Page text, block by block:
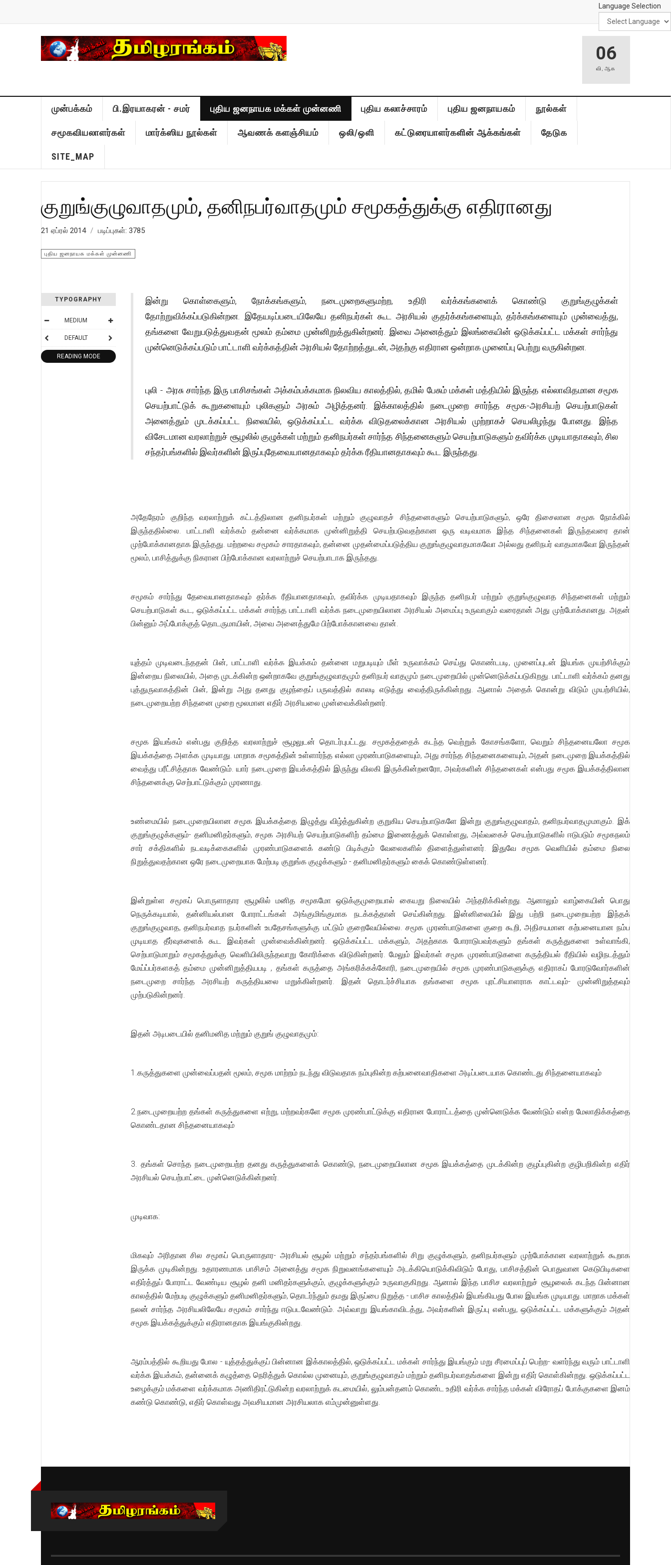
Language Selection
06
வி ,ஆக
முன்பக்கம் பி.இரயாகரன் - சமர் புதிய ஜனநாயக மக்கள் முன்னணி புதிய கலாச்சாரம் புதிய ஜனநாயகம் நூல்கள்
சமூகவியலாளர்கள் மார்க்ஸிய நூல்கள் ஆவணக் களஞ்சியம் ஒலி/ஒளி கட்டுரையாளர்களின் ஆக்கங்கள் தேடுக
SITE_MAP
குறுங்குழுவாதமும், தனிநபர்வாதமும் சமூகத்துக்கு எதிரானது
21 ஏப்ரல் 2014 படிப்புகள்: 3785
புதிய ஜனநாயக மக்கள் முன்னணி
TYPOGRAPHY
MEDIUM
DEFAULT
READING MODE
இன்று கொள்கைளும், நோக்கங்களும், நடைமுறைகளுமற்ற, உதிரி வர்க்கங்களைக் கொண்டு குறுங்குழுக்கள்
தோற்றுவிக்கப்படுகின்றன. இதேயடிப்படையிலேயே தனிநபர்கள் கூட அரசியல் குதர்க்கங்களையும், தர்க்கங்களையும் முன்வைத்து,
தங்களை வேறுபடுத்துவதன் மூலம் தம்மை முன்னிறுத்துகின்றனர். இவை அனைத்தும் இலங்கையின் ஒடுக்கப்பட்ட மக்கள் சார்ந்து
முன்னெடுக்கப்படும் பாட்டாளி வர்க்கத்தின் அரசியல் தோற்றத்துடன், அதற்கு எதிரான ஒன்றாக முனைப்பு பெற்று வருகின்றன.
புலி - அரசு சார்ந்த இரு பாசிசங்கள் அக்கம்பக்கமாக நிலவிய காலத்தில், தமில் பேசும் மக்கள் மத்தியில் இருந்த எல்லாவிதமான சமூக
செயற்பாட்டுக் கூறுகளையும் புலிகளும் அரசும் அழித்தனர். இக்காலத்தில் நடைமுறை சார்ந்த சமூக-அரசியற் செயற்பாடுகள்
அனைத்தும் முடக்கப்பட்ட நிலையில், ஒடுக்கப்பட்ட வர்க்க விடுதலைக்கான அரசியல் முற்றாகச் செயலிழந்து போனது. இந்த
விசேடமான வரலாற்றுச் சூழலில் குழுக்கள் மற்றும் தனிநபர்கள் சார்ந்த சிந்தனைகளும் செயற்பாடுகளும் தவிர்க்க முடியாதாகவும், சில
சந்தர்பங்களில் இவர்களின் இருப்புதேவையானதாகவும் தர்க்க ரீதியானதாகவும் கூட இருந்தது.
அதேநேரம் குறிந்த வரலாற்றுக் கட்டத்திலான தனிநபர்கள் மற்றும் குழுவாதச் சிந்தனைகளும் செயற்பாடுகளும், ஒரே திசைலான சமூக நோக்கில்
இருந்ததில்லை. பாட்டாளி வர்க்கம் தன்னை வர்க்கமாக முன்னிறுத்தி செயற்படுவதற்கான ஒரு வடிவமாக இந்த சிந்தனைகள் இருந்தவரை தான்
முற்போக்கானதாக இருந்தது. மற்றவை சமூகம் சாரதாகவும், தன்னை முதன்மைப்படுத்திய குறுங்குழுவாதமாகவோ அல்லது தனிநபர் வாதமாகவோ இருந்தன்
மூலம், பாசித்துக்கு நிகரான பிற்போக்கான வரலாற்றுச் செயற்பாடாக இருந்தது.
சமூகம் சார்ந்து தேவையானதாகவும் தர்க்க ரீதியானதாகவும், தவிர்க்க முடியதாகவும் இருந்த தனிநபர் மற்றும் குறுங்குழுவாத சிந்தனைகள் மற்றும்
செயற்பாடுகள் கூட, ஒடுக்கப்பட்ட மக்கள் சார்ந்த பாட்டாளி வர்க்க நடைமுறையிலான அரசியல் அமைப்பு உருவாகும் வரைதான் அது முற்போக்கானது. அதன்
பின்னும் அப்போக்குத் தொடருமாயின், அவை அனைத்துமே பிற்போக்கானவை தான்.
யுத்தம் முடிவடைந்ததன் பின், பாட்டாளி வர்க்க இயக்கம் தன்னை மறுபடியும் மீள் உருவாக்கம் செய்து கொண்டபடி, முனைப்புடன் இயங்க முயற்சிக்கும்
இன்றைய நிலையில், அதை முடக்கின்ற ஒன்றாகவே குறுங்குழுவாதமும் தனிநபர் வாதமும் நடைமுறையில் முன்னெடுக்கப்படுகிறது. பாட்டாளி வர்க்கம் தனது
புத்துருவாகத்தின் பின், இன்று அது தனது குழந்தைப் பருவத்தில் காலடி எடுத்து வைத்திருக்கின்றது. ஆனால் அதைக் கொன்று விடும் முயற்சியில்,
நடைமுறையற்ற சிந்தனை முறை மூலமான எதிர் அரசியலை முன்வைக்கின்றனர்.
சமூக இயங்கம் என்பது குறித்த வரலாற்றுச் சூழலுடன் தொடர்புபட்டது. சமூகத்ததைக் கடந்த வெற்றுக் கோசங்களோ, வெறும் சிந்தனையலோ சமூக
இயக்கத்தை அளக்க முடியாது. மாறாக சமூகத்தின் உள்ளார்ந்த எல்லா முரண்பாடுகளையும், அது சார்ந்த சிந்தனைகளையும், அதன் நடைமுறை இயக்கத்தில்
வைத்து பரீட்சித்தாக வேண்டும். யார் நடைமுறை இயக்கத்தில் இருந்து விலகி இருக்கின்றனரோ, அவர்களின் சிந்தனைகள் என்பது சமூக இயக்கத்திலான
சிந்தனைக்கு செற்பாட்டுக்கும் முரணாது.
உண்மையில் நடைமுறையிலான சமூக இயக்கத்தை இழுத்து விழ்த்துகின்ற குறுகிய செயற்பாடுகளே இன்று குறுங்குழுவாதம், தனிநபர்வாதமுமாகும். இக்
குறுங்குழுக்களும்- தனிமனிதர்களும், சமூக அரசியற் செயற்பாடுகளிற் தம்மை இணைத்துக் கொள்ளது, அவ்வகைச் செயற்பாடுகளில் ஈடுபடும் சமூகநலம்
சார் சக்திகளில் நடவடிக்கைகளில் முரண்பாடுகளைக் கண்டு பிடிக்கும் வேலைகளில் திளைத்துள்ளனர். இதுவே சமூக வெளியில் தம்மை நிலை
நிறுத்துவதற்கான ஒரே நடைமுறையாக மேற்படி குறுங்க குழுக்களும் - தனிமனிதர்களும் கைக் கொண்டுள்ளனர்.
இன்றுள்ள சமூகப் பொருளாதார சூழலில் மனித சமூகமோ ஒடுக்குமுறையால் கையறு நிலையில் அந்தரிக்கின்றது. ஆனாலும் வாழ்கையின் பொது
நெருக்கடியால், தன்னியல்பான போராட்டங்கள் அங்குமிங்குமாக நடக்கத்தான் செய்கின்றது. இன்னிலையில் இது பற்றி நடைமுறையற்ற இந்தக்
குறுங்குழுவாத, தனிநபர்வாத நபர்களின் உபதேசங்களுக்கு மட்டும் குறைவேயில்லை. சமூக முரண்பாடுகளை குறை கூறி, அதிசயமான கற்பனையான நம்ப
முடியாத தீர்வுகளைக் கூட இவர்கள் முன்வைக்கின்றனர். ஒடுக்கப்பட்ட மக்களும், அதற்காக போராடுபவர்களும் தங்கள் கருத்துகளை உள்வாங்கி,
செற்பாடுமாறும் சமூகத்துக்கு வெளியிலிருந்தவாறு கோரிக்கை விடுகின்றனர். மேலும் இவர்கள் சமூக முரண்பாடுகளை கருத்தியல் ரீதியில் வழிநடத்தும்
மேய்ப்பர்களகத் தம்மை முன்னிறுத்தியபடி , தங்கள் கருத்தை அங்கரிக்கக்கோரி, நடைமுறையில் சமூக முரண்பாடுகளுக்கு எதிராகப் போரடுவோர்களின்
நடைமுறை சார்ந்த அரசியற் கருத்தியலை மறுக்கின்றனர். இதன் தொடர்ச்சியாக தங்களை சமூக புரட்சியாளராக காட்டவும்- முன்னிறுத்தவும்
முற்படுகின்றனர்.
இதன் அடிபடையில் தனிமனித மற்றும் குறுங் குழுவாதமும்:
1.கருத்துகளை முன்வைப்பதன் மூலம், சமூக மாற்றம் நடந்து விடுவதாக நம்புகின்ற கற்பனைவாதிகளை அடிப்படையாக கொண்டது சிந்தனையாகவும்
2.நடைமுறையற்ற தங்கள் கருத்துகளை எற்று, மற்றவர்களே சமூக முரண்பாட்டுக்கு எதிரான போராட்டத்தை முன்னெடுக்க வேண்டும் என்ற மேலாதிக்கத்தை
கொண்டதான சிந்தனையாகவும்
3. தங்கள் சொந்த நடைமுறையற்ற தனது கருத்துகளைக் கொண்டு, நடைமுறையிலான சமூக இயக்கத்தை முடக்கின்ற குழப்புகின்ற குழிபறிகின்ற எதிர்
அரசியல் செயற்பாட்டை முன்னெடுக்கின்றனர்.
முடிவாக:
மிகவும் அரிதான சில சமூகப் பொருளாதார- அரசியல் சூழல் மற்றும் சந்தர்பங்களில் சிறு குழுக்களும், தனிநபர்களும் முற்போக்கான வரலாற்றுக் கூறாக
இருக்க முடிகின்றது. உதாரணமாக பாசிசம் அனைத்து சமூக நிறுவனங்களையும் அடக்கியொடுக்கிவிடும் போது, பாசிசத்தின் பொதுவான கெடுபிடிகளை
எதிர்த்துப் போராட்ட வேண்டிய சூழல் தனி மனிதர்களுக்கும், குழுக்களுக்கும் உருவாகுகிறது. ஆனால் இந்த பாசிச வரலாற்றுச் சூழலைக் கடந்த பின்னான
காலத்தில் மேற்படி குழுக்களும் தனிமனிதர்களும், தொடர்ந்தும் தமது இருப்பை நிறுத்த - பாசிச காலத்தில் இயங்கியது போல இயங்க முடியாது. மாறாக மக்கள்
நலன் சார்ந்த அரசியலிலேயே சமூகம் சார்ந்து ஈடுபடவேண்டும். அவ்வாறு இயங்காவிடத்து, அவர்களின் இருப்பு என்பது, ஒடுக்கப்பட்ட மக்களுக்கும் அதன்
சமூக இயக்கத்துக்கும் எதிரானதாக இயங்குகின்றது.
ஆரம்பத்தில் கூறியது போல - யுத்தத்துக்குப் பின்னான இக்காலத்தில், ஒடுக்கப்பட்ட மக்கள் சார்ந்து இயங்கும் மறு சீரமைப்புப் பெற்ற- வளர்ந்து வரும் பாட்டாளி
வர்க்க இயக்கம், தன்னைக் கழுத்தை நெரித்துக் கொல்ல முனையும், குறுங்குழுவாதம் மற்றும் தனிநபர்வாதங்களை இன்று எதிர் கொள்கின்றது. ஒடுக்கப்பட்ட
உழைக்கும் மக்களை வர்க்கமாக அணிதிரட்டுகின்ற வரலாற்றுக் கடமையில், லும்பன்தனம் கொண்ட உதிரி வர்க்க சார்ந்த மக்கள் விரோதப் போக்குகளை இனம்
கண்டு கொண்டு, எதிர் கொள்வது அவசியமான அரசியலாக எம்முன்னுள்ளது.